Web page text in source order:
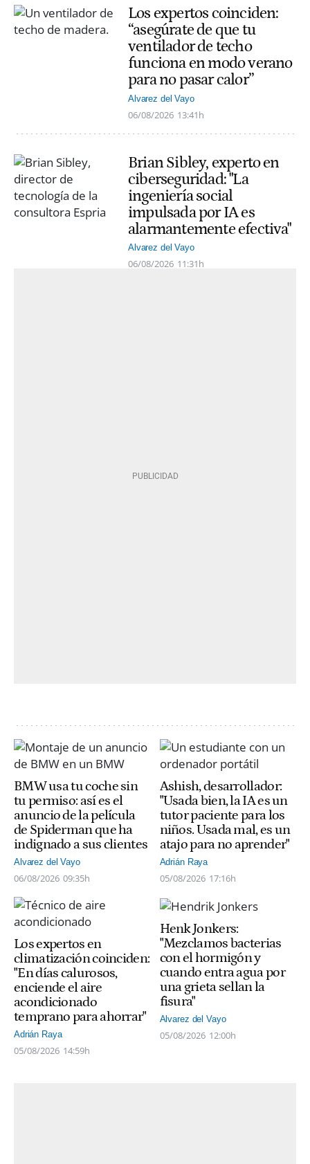
Los expertos coinciden:
“asegúrate de que tu
ventilador de techo
funciona en modo verano
para no pasar calor”
Alvarez del Vayo
06/08/2026 13:41h
Brian Sibley, experto en
ciberseguridad: "La
ingeniería social
impulsada por IA es
alarmantemente efectiva"
Alvarez del Vayo
06/08/2026 11:31h
BMW usa tu coche sin
tu permiso: así es el
anuncio de la película
de Spiderman que ha
indignado a sus clientes
Alvarez del Vayo
06/08/2026 09:35h
Ashish, desarrollador:
"Usada bien, la IA es un
tutor paciente para los
niños. Usada mal, es un
atajo para no aprender"
Adrián Raya
05/08/2026 17:16h
Los expertos en
climatización coinciden:
"En días calurosos,
enciende el aire
acondicionado
temprano para ahorrar"
Adrián Raya
05/08/2026 14:59h
Henk Jonkers:
"Mezclamos bacterias
con el hormigón y
cuando entra agua por
una grieta sellan la
fisura"
Alvarez del Vayo
05/08/2026 12:00h